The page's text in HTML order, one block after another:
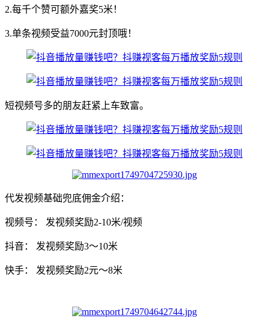
2.每千个赞可额外嘉奖5米！
3.单条视频受益7000元封顶哦！
短视频号多的朋友赶紧上车致富。
代发视频基础兜底佣金介绍：
视频号： 发视频奖励2-10米/视频
抖音： 发视频奖励3～10米
快手： 发视频奖励2元～8米